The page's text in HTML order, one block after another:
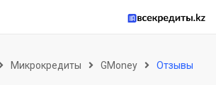
Микрокредиты GMoney
Отзывы